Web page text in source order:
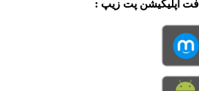
اپلیکیشن پت زیپ :